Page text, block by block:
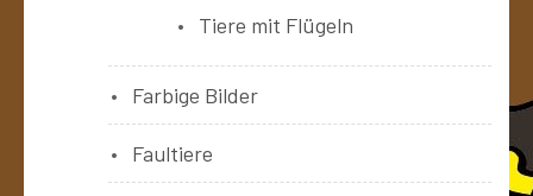
Tiere mit Flügeln
Farbige Bilder
Faultiere